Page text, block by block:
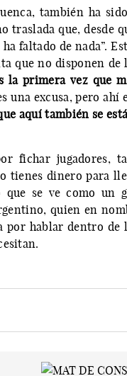
también ha
que, desde
faltado de nada”.
que no disponen
la primera vez que
una excusa, pero ahí
aquí también se
fichar jugadores,
tienes dinero para
se ve como un
quien en
por hablar dentro de